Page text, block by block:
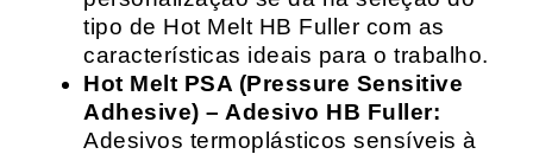
tipo de Hot Melt HB Fuller com as
características ideais para o trabalho.
Hot Melt PSA (Pressure Sensitive
Adhesive) – Adesivo HB Fuller:
Adesivos termoplásticos sensíveis à